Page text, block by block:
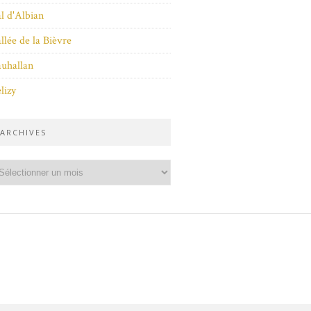
d'Albian
de la Bièvre
ARCHIVES